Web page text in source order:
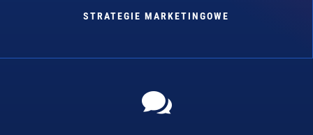
STRATEGIE MARKETINGOWE
